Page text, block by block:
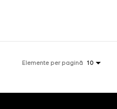
Elemente per pagină 10